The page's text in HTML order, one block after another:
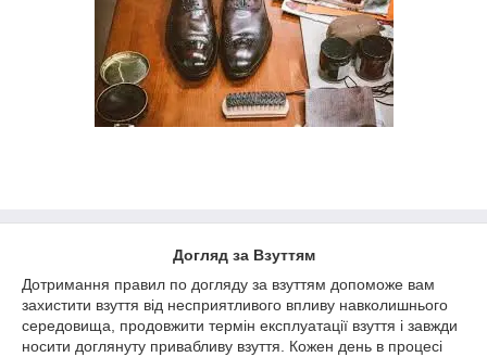
Догляд за Взуттям
Дотримання правил по догляду за взуттям допоможе вам
захистити взуття від несприятливого впливу навколишнього
середовища, продовжити термін експлуатації взуття і завжди
носити доглянуту привабливу взуття. Кожен день в процесі